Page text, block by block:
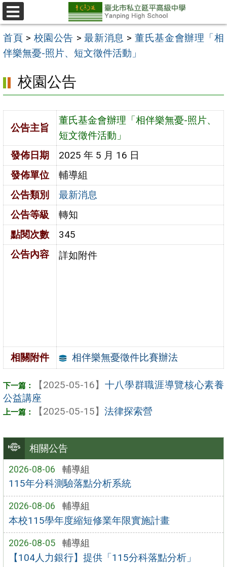
跳
至
主
要
區
選
單
首頁 > 校園公告 >最新消息 > 董氏基金會辦理「相
伴樂無憂-照片、短文徵件活動」
相關公告
2026-08-06 輔導組
115年分科測驗落點分析系統
2026-08-06 輔導組
本校115學年度縮短修業年限實施計畫
2026-08-05 輔導組
【104人力銀行】提供「115分科落點分析」
校園公告
公告主旨
董氏基金會辦理「相伴樂無憂-照片、
短文徵件活動」
發佈日期
2025 年 5 月 16 日
發佈單位
輔導組
公告類別
最新消息
公告等級
轉知
點閱次數
345
公告內容
詳如附件
相關附件 相伴樂無憂徵件比賽辦法
【2025-05-16】 十八學群職涯導覽核心素養
公益講座
【2025-05-15】 法律探索營